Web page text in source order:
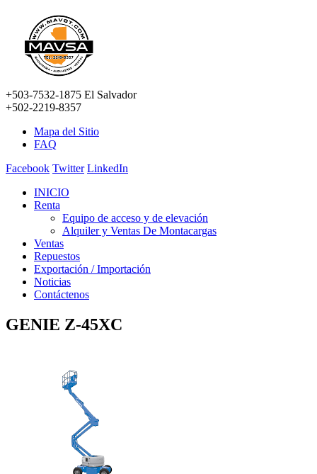
+503-7532-1875 El Salvador
+502-2219-8357
Mapa del Sitio
FAQ
Facebook Twitter LinkedIn
INICIO
Renta
Equipo de acceso y de elevación
Alquiler y Ventas De Montacargas
Ventas
Repuestos
Exportación / Importación
Noticias
Contáctenos
GENIE Z-45XC